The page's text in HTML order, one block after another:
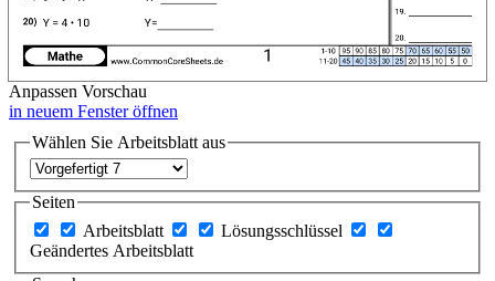
Anpassen Vorschau
in neuem Fenster öffnen
Wählen Sie Arbeitsblatt aus
Seiten
Arbeitsblatt
Lösungsschlüssel
Geändertes Arbeitsblatt